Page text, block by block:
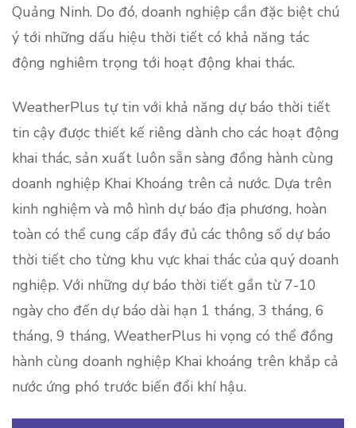
Quảng Ninh. Do đó, doanh nghiệp cần đặc biệt chú
ý tới những dấu hiệu thời tiết có khả năng tác
động nghiêm trọng tới hoạt động khai thác.
WeatherPlus tự tin với khả năng dự báo thời tiết
tin cậy được thiết kế riêng dành cho các hoạt động
khai thác, sản xuất luôn sẵn sàng đồng hành cùng
doanh nghiệp Khai Khoáng trên cả nước. Dựa trên
kinh nghiệm và mô hình dự báo địa phương, hoàn
toàn có thể cung cấp đầy đủ các thông số dự báo
thời tiết cho từng khu vực khai thác của quý doanh
nghiệp. Với những dự báo thời tiết gần từ 7-10
ngày cho đến dự báo dài hạn 1 tháng, 3 tháng, 6
tháng, 9 tháng, WeatherPlus hi vọng có thể đồng
hành cùng doanh nghiệp Khai khoáng trên khắp cả
nước ứng phó trước biến đổi khí hậu.